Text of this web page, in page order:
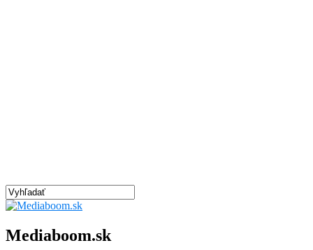
Mediaboom.sk